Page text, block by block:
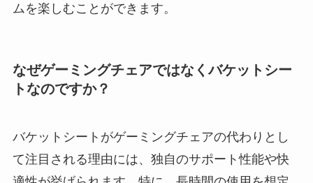
ムを楽しむことができます。
なぜゲーミングチェアではなくバケットシー
トなのですか？
バケットシートがゲーミングチェアの代わりとし
て注目される理由には、独自のサポート性能や快